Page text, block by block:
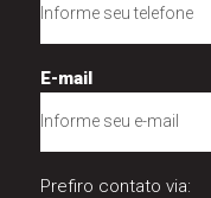
E-mail
Prefiro contato via: